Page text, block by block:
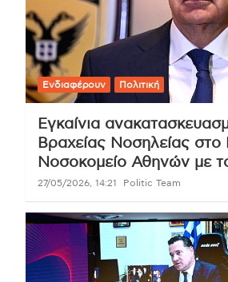
Ενδιαφέρουν Πολιτική
Εγκαίνια
Βραχείας Νοσηλείας στο
Νοσοκομείο Αθηνών με
27/05/2026, 14:21 Politic Team